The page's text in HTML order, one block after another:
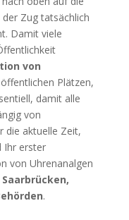
Zug tatsächlich
Damit viele
von
Plätzen,
damit alle
von
die aktuelle Zeit,
Ihr erster
von Uhrenanalgen
.